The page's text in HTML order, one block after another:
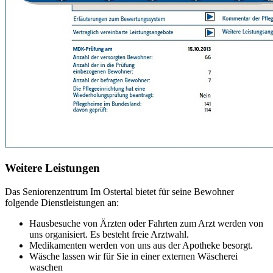
Weitere Leistungen
Das Seniorenzentrum Im Ostertal bietet für seine Bewohner
folgende Dienstleistungen an:
Hausbesuche von Ärzten oder Fahrten zum Arzt werden von
uns organisiert. Es besteht freie Arztwahl.
Medikamenten werden von uns aus der Apotheke besorgt.
Wäsche lassen wir für Sie in einer externen Wäscherei
waschen